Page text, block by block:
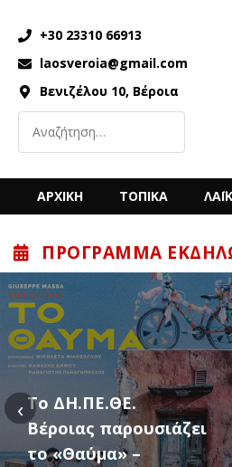
+30 23310 66913
laosveroia@gmail.com
Βενιζέλου 10, Βέροια
ΑΡΧΙΚΗ ΤΟΠΙΚΑ
ΠΡΌΓΡΑΜΜΑ
Οι Salonique Brass
Band και ο Κώστας
Μακεδόνας στο 1ο
Μουσικό Φεστιβάλ
‹